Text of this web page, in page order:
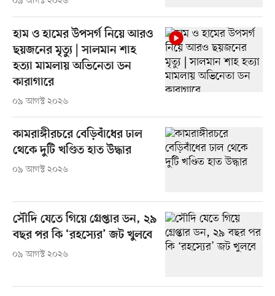
হাম ও হামের উপসর্গ নিয়ে আরও
ছয়জনের মৃত্যু | সালমান শাহ
হত্যা মামলায় অভিনেতা ডন
কারাগারে
০৯ আগস্ট ২০২৬
কামরাঙ্গীরচরে বেড়িবাঁধের ঢাল
থেকে দুটি খণ্ডিত হাত উদ্ধার
০৯ আগস্ট ২০২৬
সৌদি যেতে গিয়ে গ্রেপ্তার ডন, ২৯
বছর পর কি ‘রহস্যের’ জট খুলবে
০৯ আগস্ট ২০২৬